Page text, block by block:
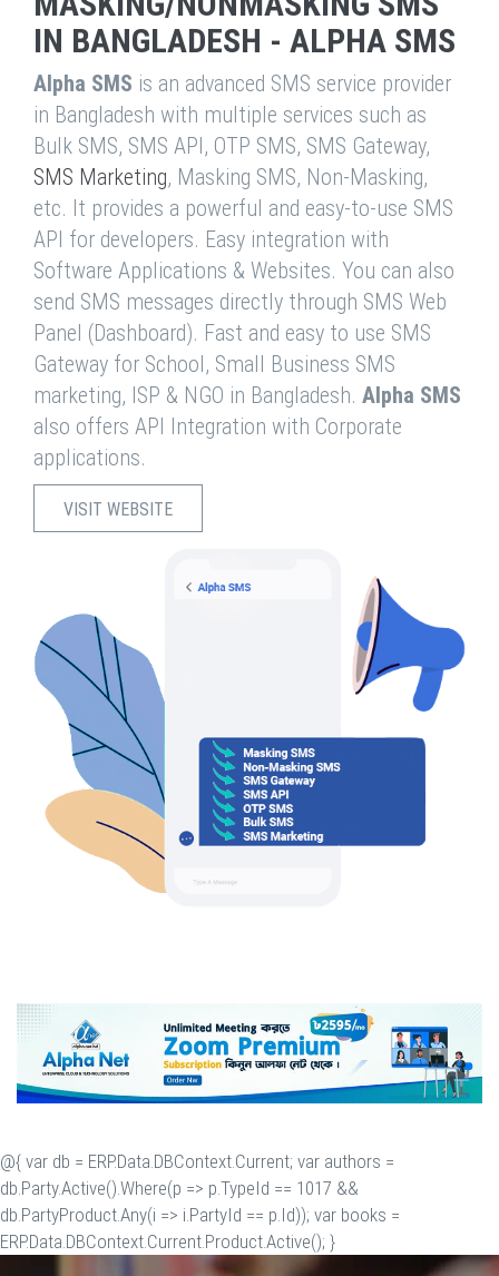
IN BANGLADESH - ALPHA SMS
Alpha SMS is an advanced SMS service provider
in Bangladesh with multiple services such as
Bulk SMS, SMS API, OTP SMS, SMS Gateway,
SMS Marketing, Masking SMS, Non-Masking,
etc. It provides a powerful and easy-to-use SMS
API for developers. Easy integration with
Software Applications & Websites. You can also
send SMS messages directly through SMS Web
Panel (Dashboard). Fast and easy to use SMS
Gateway for School, Small Business SMS
marketing, ISP & NGO in Bangladesh. Alpha SMS
also offers API Integration with Corporate
applications.
VISIT WEBSITE
@{ var db = ERP.Data.DBContext.Current; var authors =
db.Party.Active().Where(p => p.TypeId == 1017 &&
db.PartyProduct.Any(i => i.PartyId == p.Id)); var books =
ERP.Data.DBContext.Current.Product.Active(); }